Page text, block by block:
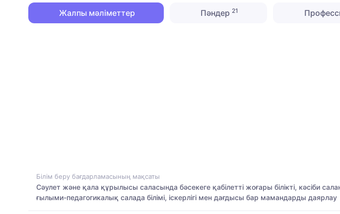
Жалпы мәліметтер Пәндер21
Білім беру бағдарламасының мақсаты
Сәулет және қала құрылысы саласында бәсекеге қабілетті жоғары білікті, кәсіби
ғылыми-педагогикалық салада білімі, іскерлігі мен дағдысы бар мамандарды даярлау